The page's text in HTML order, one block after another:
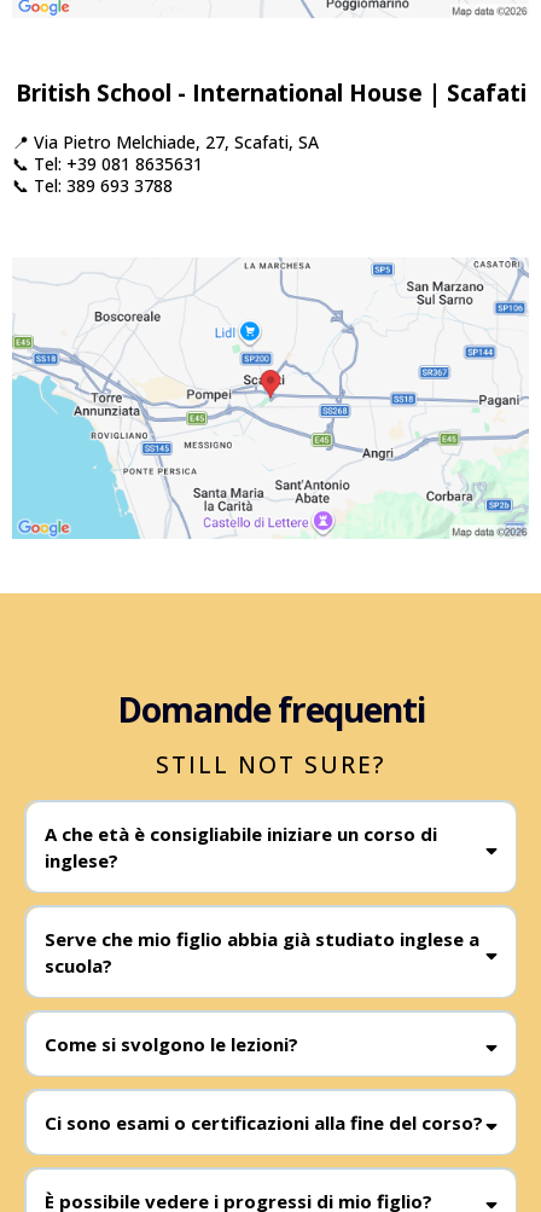
British School - International House | Scafati
📍 Via Pietro Melchiade, 27, Scafati, SA
📞 Tel: +39 081 8635631
📞 Tel: 389 693 3788
Domande frequenti
STILL NOT SURE?
A che età è consigliabile iniziare un corso di
inglese?
Serve che mio figlio abbia già studiato inglese a
scuola?
Come si svolgono le lezioni?
Ci sono esami o certificazioni alla fine del corso?
È possibile vedere i progressi di mio figlio?